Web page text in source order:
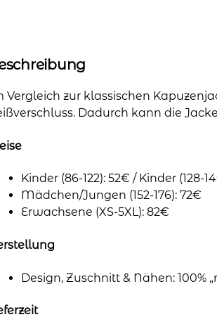
Vergleich zur klassischen
Dadurch kann die
Kinder (86-122): 52€ / Kinder (128-
Mädchen/Jungen (152-176): 72€
Erwachsene (XS-5XL): 82€
Design, Zuschnitt & Nähen: 100%